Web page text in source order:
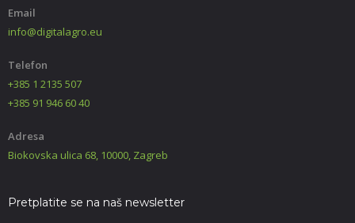
Email
info@digitalagro.eu
Telefon
+385 1 2135 507
+385 91 946 60 40
Adresa
Biokovska ulica 68, 10000, Zagreb
Pretplatite se na naš newsletter